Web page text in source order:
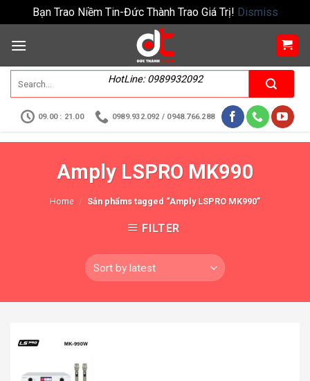
Bạn Trao Niềm Tin-Đức Thành Trao Giá Trị! Dismiss
HotLine: 0989932092
09.00 : 21.00 0989.932.092 / 0948.766.288
Amply LSPRO MK990
Home / Sản phẩms tagged “Amply LSPRO MK990”
FILTER